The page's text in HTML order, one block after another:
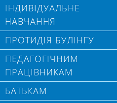
ІНДИВІДУАЛЬНЕ
НАВЧАННЯ
ПРОТИДІЯ БУЛІНГУ
ПЕДАГОГІЧНИМ
ПРАЦІВНИКАМ
БАТЬКАМ